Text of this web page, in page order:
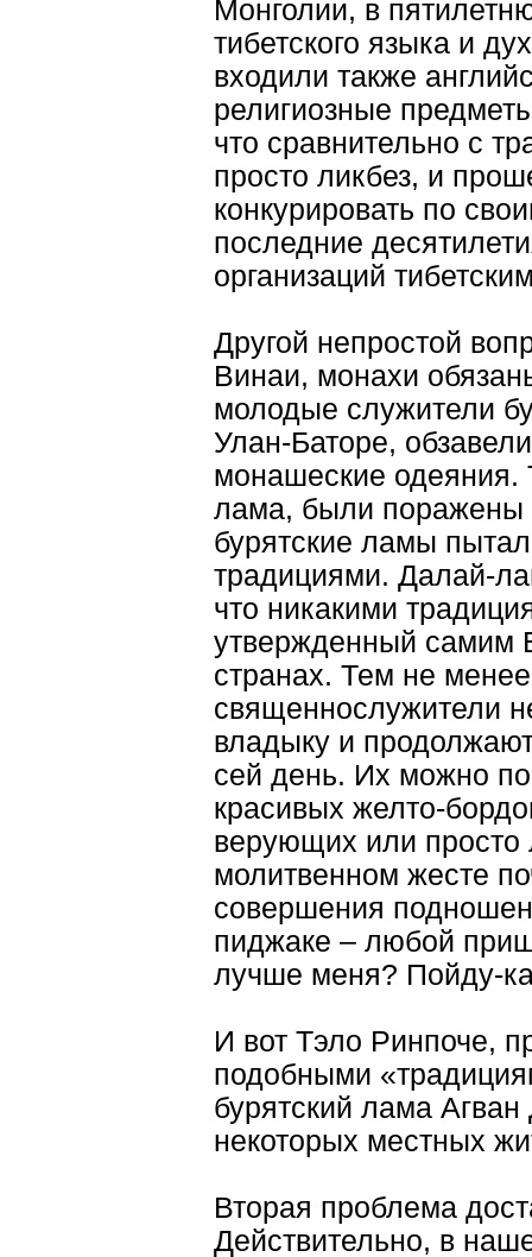
Монголии, в
тибетского языка и
входили также
религиозные
что сравнительно с
просто ликбез, и
конкурировать по
последние
организаций
Другой непростой
Винаи, монахи
молодые служители
Улан-Баторе,
монашеские одеяния.
лама, были поражены
бурятские ламы
традициями. Далай-
что никакими
утвержденный самим
странах. Тем не
священнослужители
владыку и
сей день. Их можно
красивых желто-
верующих или
молитвенном жесте
совершения
пиджаке – любой
лучше меня? Пойду-
И вот Тэло Ринпоче,
подобными
бурятский лама
некоторых местных
Вторая проблема
Действительно, в